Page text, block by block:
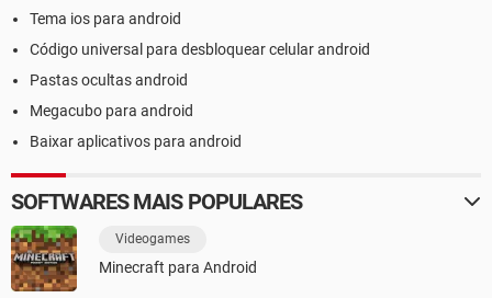
Tema ios para android
Código universal para desbloquear celular android
Pastas ocultas android
Megacubo para android
Baixar aplicativos para android
SOFTWARES MAIS POPULARES
Videogames
Minecraft para Android